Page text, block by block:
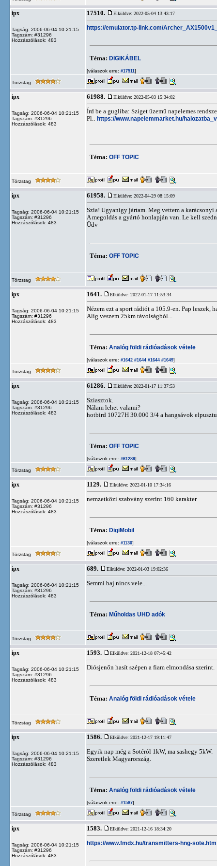
ipx
Tagság: 2006-06-04 10:21:15
Tagszám: #31296
Hozzászólások: 483
17510. Elküldve: 2022-05-04 13:43:17
https://emulator.tp-link.com/
Téma: DIGIKÁBEL
[válaszok erre: #17511]
Törzstag
ipx
Tagság: 2006-06-04 10:21:15
Tagszám: #31296
Hozzászólások: 483
61988. Elküldve: 2022-05-03 15:34:02
Írd be a gugliba: Sziget üzemű napelemes
Pl.: https://www.napelemmarket.hu/
Téma: OFF TOPIC
Törzstag
ipx
Tagság: 2006-06-04 10:21:15
Tagszám: #31296
Hozzászólások: 483
61958. Elküldve: 2022-04-29 08:15:09
Szia! Ugyanígy jártam. Meg vettem a
A megoldás a gyártó honlapján van. Le kell
Üdv
Téma: OFF TOPIC
Törzstag
ipx
Tagság: 2006-06-04 10:21:15
Tagszám: #31296
Hozzászólások: 483
1641. Elküldve: 2022-01-17 11:53:34
Nézem ezt a sport rádiót a 105.9-en. Pap leszek,
Alig veszem 25km távolságból...
Téma: Analóg földi rádióadások vétele
[válaszok erre: #1642 #1644 #1644 #1649]
Törzstag
ipx
Tagság: 2006-06-04 10:21:15
Tagszám: #31296
Hozzászólások: 483
61286. Elküldve: 2022-01-17 11:37:53
Sziasztok.
Nálam lehet valami?
hotbird 10727H 30.000 3/4 a hangsávok
Téma: OFF TOPIC
[válaszok erre: #61289]
Törzstag
ipx
Tagság: 2006-06-04 10:21:15
Tagszám: #31296
Hozzászólások: 483
1129. Elküldve: 2022-01-10 17:34:16
nemzetközi szabvány szerint 160 karakter
Téma: DigiMobil
[válaszok erre: #1130]
Törzstag
ipx
Tagság: 2006-06-04 10:21:15
Tagszám: #31296
Hozzászólások: 483
689. Elküldve: 2022-01-03 19:02:36
Semmi baj nincs vele...
Téma: Műholdas UHD adók
Törzstag
ipx
Tagság: 2006-06-04 10:21:15
Tagszám: #31296
Hozzászólások: 483
1593. Elküldve: 2021-12-18 07:45:42
Diósjenőn hasít szépen a fiam elmondása szerint.
Téma: Analóg földi rádióadások vétele
Törzstag
ipx
Tagság: 2006-06-04 10:21:15
Tagszám: #31296
Hozzászólások: 483
1586. Elküldve: 2021-12-17 19:11:47
Egyik nap még a Sotéról 1kW, ma sashegy 5kW.
Szeretlek Magyarország.
Téma: Analóg földi rádióadások vétele
[válaszok erre: #1587]
Törzstag
ipx
Tagság: 2006-06-04 10:21:15
Tagszám: #31296
Hozzászólások: 483
1583. Elküldve: 2021-12-16 18:34:20
https://www.fmdx.hu/transmitters-hng-sote.htm